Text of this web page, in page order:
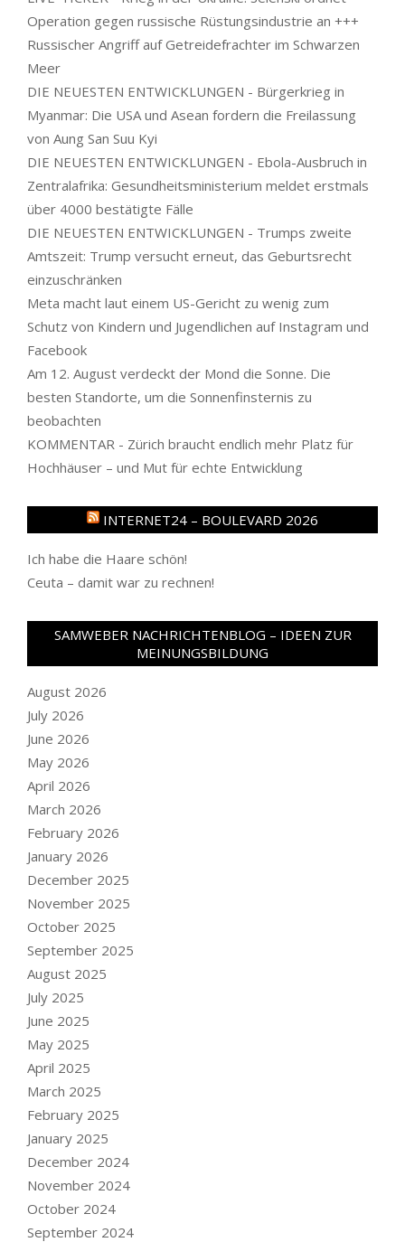
Operation gegen russische Rüstungsindustrie an +++
Russischer Angriff auf Getreidefrachter im Schwarzen
Meer
DIE NEUESTEN ENTWICKLUNGEN - Bürgerkrieg in
Myanmar: Die USA und Asean fordern die Freilassung
von Aung San Suu Kyi
DIE NEUESTEN ENTWICKLUNGEN - Ebola-Ausbruch in
Zentralafrika: Gesundheitsministerium meldet erstmals
über 4000 bestätigte Fälle
DIE NEUESTEN ENTWICKLUNGEN - Trumps zweite
Amtszeit: Trump versucht erneut, das Geburtsrecht
einzuschränken
Meta macht laut einem US-Gericht zu wenig zum
Schutz von Kindern und Jugendlichen auf Instagram und
Facebook
Am 12. August verdeckt der Mond die Sonne. Die
besten Standorte, um die Sonnenfinsternis zu
beobachten
KOMMENTAR - Zürich braucht endlich mehr Platz für
Hochhäuser – und Mut für echte Entwicklung
INTERNET24 – BOULEVARD 2026
Ich habe die Haare schön!
Ceuta – damit war zu rechnen!
SAMWEBER NACHRICHTENBLOG – IDEEN ZUR
MEINUNGSBILDUNG
August 2026
July 2026
June 2026
May 2026
April 2026
March 2026
February 2026
January 2026
December 2025
November 2025
October 2025
September 2025
August 2025
July 2025
June 2025
May 2025
April 2025
March 2025
February 2025
January 2025
December 2024
November 2024
October 2024
September 2024